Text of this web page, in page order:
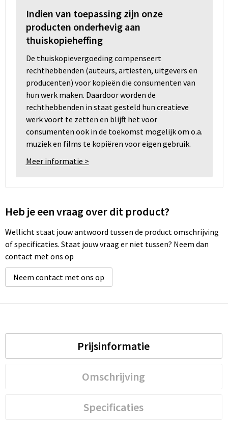
Indien van toepassing zijn onze
producten onderhevig aan
thuiskopieheffing
De thuiskopievergoeding compenseert
rechthebbenden (auteurs, artiesten, uitgevers en
producenten) voor kopieën die consumenten van
hun werk maken. Daardoor worden de
rechthebbenden in staat gesteld hun creatieve
werk voort te zetten en blijft het voor
consumenten ook in de toekomst mogelijk om o.a.
muziek en films te kopiëren voor eigen gebruik.
Meer informatie >
Heb je een vraag over dit product?
Wellicht staat jouw antwoord tussen de product omschrijving
of specificaties. Staat jouw vraag er niet tussen? Neem dan
contact met ons op
Neem contact met ons op
Prijsinformatie
Omschrijving
Specificaties